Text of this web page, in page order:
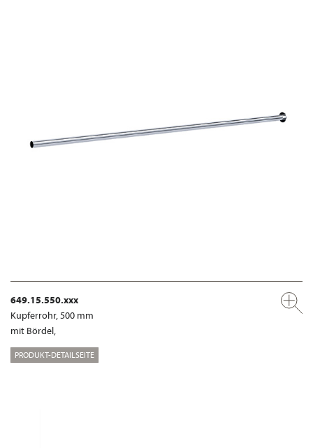
649.15.550.xxx
Kupferrohr, 500 mm
mit Bördel,
PRODUKT-DETAILSEITE